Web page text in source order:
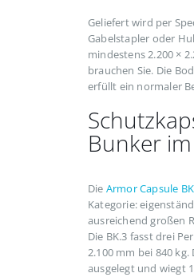
Geliefert wird per
Gabelstapler oder
mindestens 2.200 ×
brauchen Sie. Die
erfüllt ein normaler
Bunker
Die Armor Capsule
Kategorie:
ausreichend großen
Die BK.3 fasst drei
2.100 mm bei 840 kg.
ausgelegt und wiegt